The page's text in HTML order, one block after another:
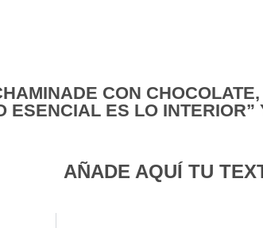
CON
ES LO
AÑADE AQUÍ TU